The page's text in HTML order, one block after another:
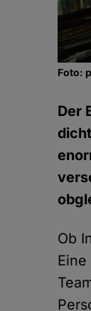
Foto:
Der
Ob
Eine